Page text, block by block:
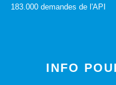
183.000 demandes de l'API
INFO